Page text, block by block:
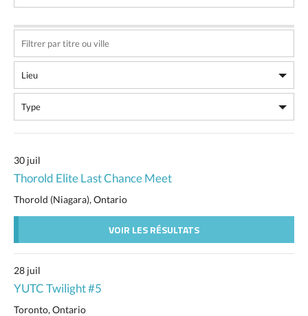
30 juil
Thorold Elite Last Chance Meet
Thorold (Niagara), Ontario
VOIR LES RÉSULTATS
28 juil
YUTC Twilight #5
Toronto, Ontario